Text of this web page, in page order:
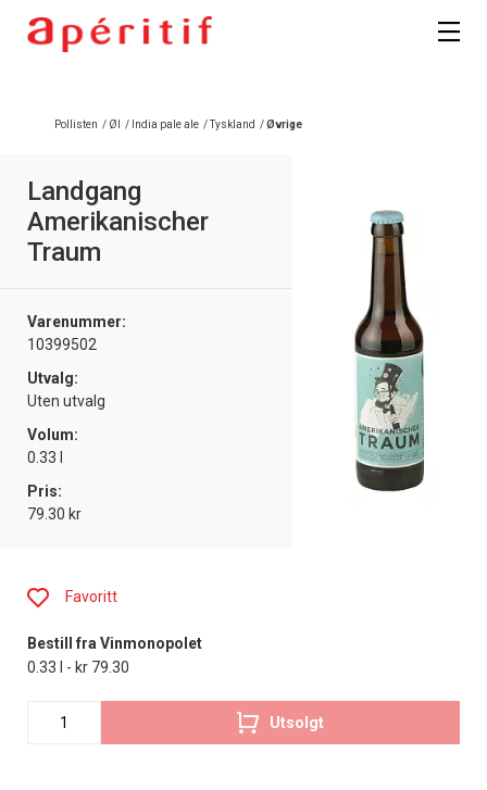
Pollisten / Øl / India pale ale /Tyskland /Øvrige
Landgang
Amerikanischer
Traum
Varenummer:
10399502
Utvalg:
Uten utvalg
Volum:
0.33 l
Pris:
79.30 kr
Favoritt
Bestill fra Vinmonopolet
0.33 l - kr 79.30
Utsolgt